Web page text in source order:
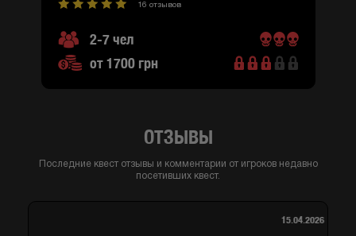
16 отзывов
2-7 чел
от 1700 грн
ОТЗЫВЫ
Последние квест отзывы и комментарии от игроков недавно
посетивших квест.
15.04.2026